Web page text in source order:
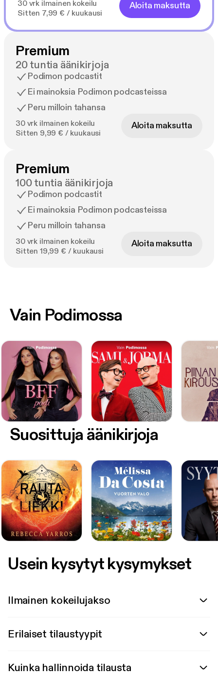
30 vrk ilmainen kokeilu
Sitten 7,99 € / kuukausi
Aloita maksutta
Premium
20 tuntia äänikirjoja
Podimon podcastit
Ei mainoksia Podimon podcasteissa
Peru milloin tahansa
30 vrk ilmainen kokeilu
Sitten 9,99 € / kuukausi
Aloita maksutta
Premium
100 tuntia äänikirjoja
Podimon podcastit
Ei mainoksia Podimon podcasteissa
Peru milloin tahansa
30 vrk ilmainen kokeilu
Sitten 19,99 € / kuukausi
Aloita maksutta
Vain Podimossa
Suosittuja äänikirjoja
Usein kysytyt kysymykset
Ilmainen kokeilujakso
Erilaiset tilaustyypit
Kuinka hallinnoida tilausta